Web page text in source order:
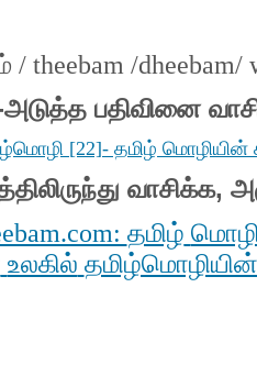
/ theebam /dheebam/
அடுத்த பதிவினை
[22]- தமிழ் மொழியின்
வாசிக்க,
தமிழ்
உலகில் தமிழ்மொழியின்